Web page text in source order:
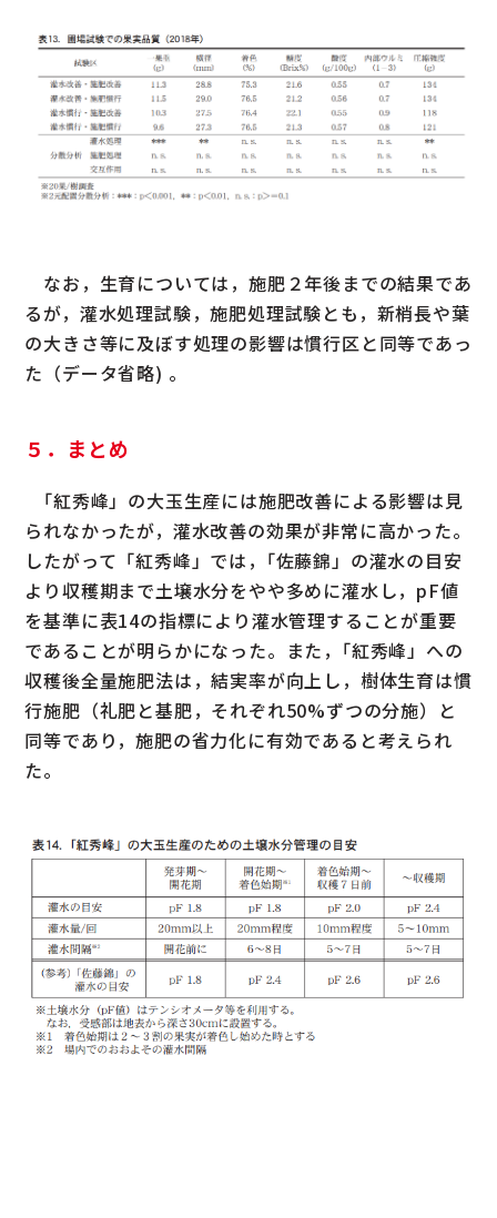
なお，生育については，施肥２年後までの結果であ
るが，灌水処理試験，施肥処理試験とも，新梢長や葉
の大きさ等に及ぼす処理の影響は慣行区と同等であっ
た（データ省略) 。
５．まとめ
｢紅秀峰」の大玉生産には施肥改善による影響は見
られなかったが，灌水改善の効果が非常に高かった。
したがって「紅秀峰」では，｢佐藤錦」の灌水の目安
より収穫期まで土壌水分をやや多めに灌水し，pF値
を基準に表14の指標により灌水管理することが重要
であることが明らかになった。また，｢紅秀峰」への
収穫後全量施肥法は，結実率が向上し，樹体生育は慣
行施肥（礼肥と基肥，それぞれ50%ずつの分施）と
同等であり，施肥の省力化に有効であると考えられ
た。